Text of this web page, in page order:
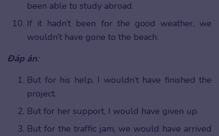
been able to study abroad.
If it hadn’t been for the good weather, we
wouldn’t have gone to the beach.
Đáp án:
But for his help, I wouldn’t have finished the
project.
But for her support, I would have given up.
But for the traffic jam, we would have arrived